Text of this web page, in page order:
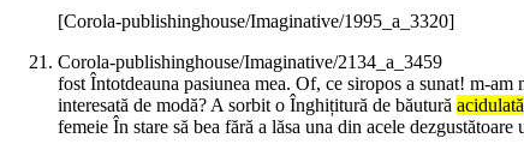
[Corola-publishinghouse/Imaginative/1995_a_3320]
Corola-publishinghouse/Imaginative/2134_a_3459
fost Întotdeauna pasiunea mea. Of, ce siropos a sunat! m-
interesată de modă? A sorbit o Înghițitură de băutură acidulată
femeie În stare să bea fără a lăsa una din acele dezgustătoare